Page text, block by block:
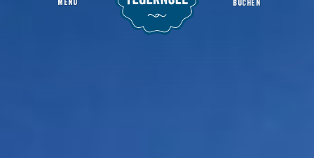
Wetter & Webcams
MENU BUCHEN